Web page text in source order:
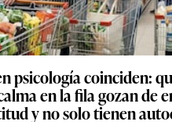
psicología coinciden:
en la fila gozan de
y no solo tienen